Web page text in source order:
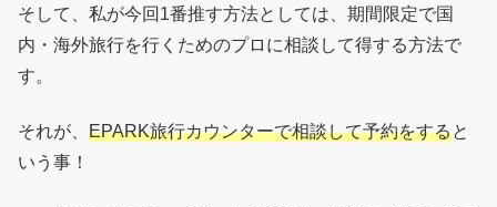
そして、私が今回1番推す方法としては、期間限定で国
内・海外旅行を行くためのプロに相談して得する方法で
す。
それが、 EPARK旅行カウンターで相談して予約をすると
いう事！